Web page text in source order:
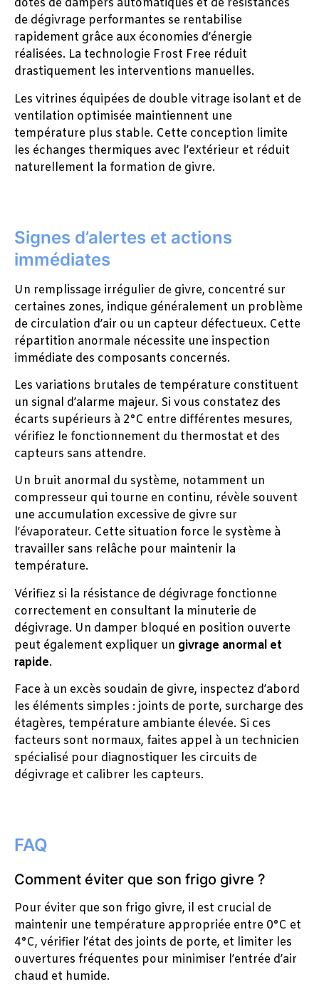
dotés de dampers automatiques et de résistances
de dégivrage performantes se rentabilise
rapidement grâce aux économies d’énergie
réalisées. La technologie Frost Free réduit
drastiquement les interventions manuelles.
Les vitrines équipées de double vitrage isolant et de
ventilation optimisée maintiennent une
température plus stable. Cette conception limite
les échanges thermiques avec l’extérieur et réduit
naturellement la formation de givre.
Signes d’alertes et actions
immédiates
Un remplissage irrégulier de givre, concentré sur
certaines zones, indique généralement un problème
de circulation d’air ou un capteur défectueux. Cette
répartition anormale nécessite une inspection
immédiate des composants concernés.
Les variations brutales de température constituent
un signal d’alarme majeur. Si vous constatez des
écarts supérieurs à 2°C entre différentes mesures,
vérifiez le fonctionnement du thermostat et des
capteurs sans attendre.
Un bruit anormal du système, notamment un
compresseur qui tourne en continu, révèle souvent
une accumulation excessive de givre sur
l’évaporateur. Cette situation force le système à
travailler sans relâche pour maintenir la
température.
Vérifiez si la résistance de dégivrage fonctionne
correctement en consultant la minuterie de
dégivrage. Un damper bloqué en position ouverte
peut également expliquer un givrage anormal et
rapide.
Face à un excès soudain de givre, inspectez d’abord
les éléments simples : joints de porte, surcharge des
étagères, température ambiante élevée. Si ces
facteurs sont normaux, faites appel à un technicien
spécialisé pour diagnostiquer les circuits de
dégivrage et calibrer les capteurs.
FAQ
Comment éviter que son frigo givre ?
Pour éviter que son frigo givre, il est crucial de
maintenir une température appropriée entre 0°C et
4°C, vérifier l’état des joints de porte, et limiter les
ouvertures fréquentes pour minimiser l’entrée d’air
chaud et humide.